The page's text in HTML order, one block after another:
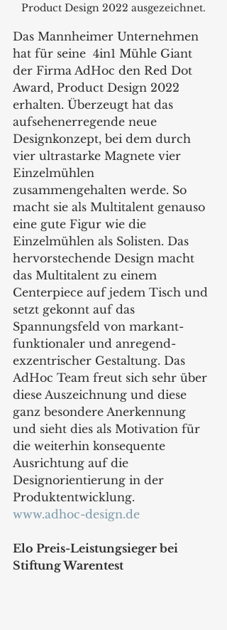
Product Design 2022 ausgezeichnet.
Das Mannheimer Unternehmen
hat für seine  4in1 Mühle Giant
der Firma AdHoc den Red Dot
Award, Product Design 2022
erhalten. Überzeugt hat das
aufsehenerregende neue
Designkonzept, bei dem durch
vier ultrastarke Magnete vier
Einzelmühlen
zusammengehalten werde. So
macht sie als Multitalent genauso
eine gute Figur wie die
Einzelmühlen als Solisten. Das
hervorstechende Design macht
das Multitalent zu einem
Centerpiece auf jedem Tisch und
setzt gekonnt auf das
Spannungsfeld von markant-
funktionaler und anregend-
exzentrischer Gestaltung. Das
AdHoc Team freut sich sehr über
diese Auszeichnung und diese
ganz besondere Anerkennung
und sieht dies als Motivation für
die weiterhin konsequente
Ausrichtung auf die
Designorientierung in der
Produktentwicklung.
www.adhoc-design.de
Elo Preis-Leistungsieger bei
Stiftung Warentest